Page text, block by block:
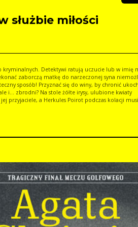
służbie miłości
Detektywi ratują uczucie lub w imię
zaborczą matkę do narzeczonej syna niemożliwe.
sposób! Przyznać się do winy, by chronić
i... zbrodni? Na stole żółte irysy, ulubione kwiaty
przyjaciele, a Herkules Poirot podczas kolacji musi